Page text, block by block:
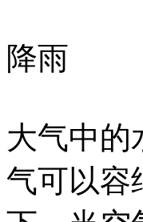
降雨
大气中的
气可以容